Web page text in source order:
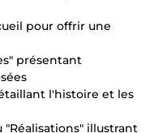
pour offrir une
présentant
l'histoire et les
illustrant